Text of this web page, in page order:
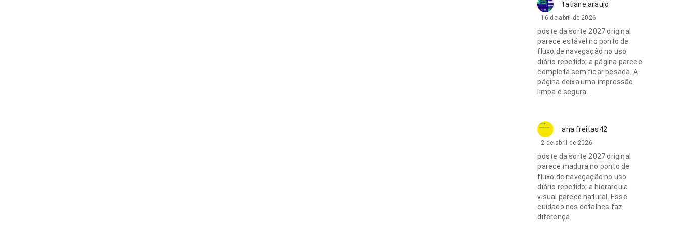
tatiane.araujo
16 de abril de 2026
poste da sorte 2027 original
parece estável no ponto de
fluxo de navegação no uso
diário repetido; a página parece
completa sem ficar pesada. A
página deixa uma impressão
limpa e segura.
ana.freitas42
2 de abril de 2026
poste da sorte 2027 original
parece madura no ponto de
fluxo de navegação no uso
diário repetido; a hierarquia
visual parece natural. Esse
cuidado nos detalhes faz
diferença.